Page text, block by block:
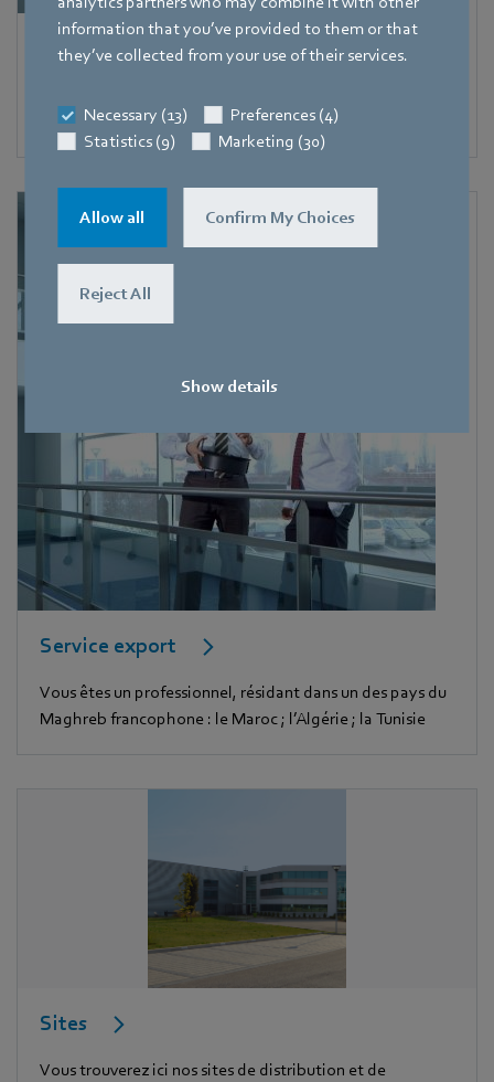
information that you’ve provided to them or that
they’ve collected from your use of their services.
Necessary (13)
Preferences (4)
Statistics (9)
Marketing (30)
Allow all Confirm My Choices
Reject All
Show details
Support commercial
vous.
Service export
Vous êtes un professionnel, résidant dans un des pays du
Maghreb francophone : le Maroc ; l’Algérie ; la Tunisie
Sites
Vous trouverez ici nos sites de distribution et de